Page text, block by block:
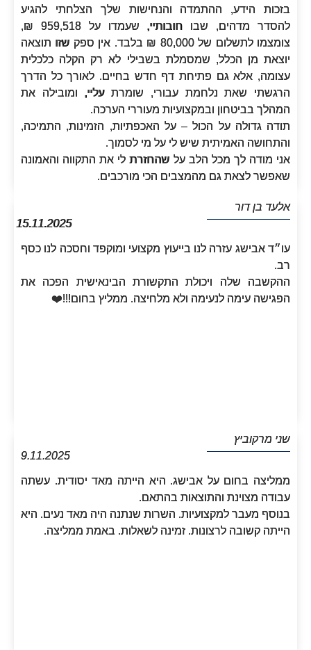
בזכות הידע, ההתמדה והנחישות שלך הצלחתי להגיע
להסדר מדהים, שבו חובותיי, שעמדו על 959,518 ₪,
צומצמו לתשלום של 80,000 ₪ בלבד. אין ספק שזו תוצאה
יוצאת מן הכלל, שמסמלת בשבילי לא רק הקלה כלכלית
עצומה, אלא גם פתיחת דף חדש בחיים. לאורך כל הדרך
הרגשתי שאת נלחמת עבורי, שומרת עליי, ומובילה את
המהלך בביטחון ובמקצועיות מעוררי הערכה.
תודה גדולה על הכול – על האכפתיות, הזמינות, התמיכה,
והתחושה האמיתית שיש לי על מי לסמוך.
אני מודה לך מכל הלב על שהחזרת לי את התקווה והאמונה
שאפשר לצאת גם מהמצבים הכי מורכבים.
עו״ד אבישג עזרה לנו בייעוץ מקצועי ומוקפד וחסכה לנו כסף
רב.
ההקשבה שלה ויכולת התקשורת הבינאישית הפכה את
הפגישה עימה לנעימה ולא מלחיצה. ממליץ בחום!!!❤️‏
אלעד בן דור
15.11.2025
ממליצה בחום על אבישג. היא הייתה מאד יסודית. עשתה
עבודה מצוינת והתוצאות בהתאם.
בנוסף מעבר למקצועיות. השרות שנתנה היה מאד נעים. היא
הייתה קשובה לרצונות. זמינה לשאלות. באמת ממליצה.
שני מרקוביץ
9.11.2025